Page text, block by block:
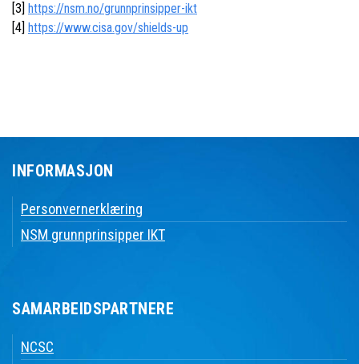
[3] https://nsm.no/grunnprinsipper-ikt
[4] https://www.cisa.gov/shields-up
INFORMASJON
Personvernerklæring
NSM grunnprinsipper IKT
SAMARBEIDSPARTNERE
NCSC